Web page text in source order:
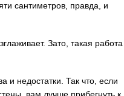
сантиметров, правда, и
Зато, такая работа
и недостатки. Так что, если